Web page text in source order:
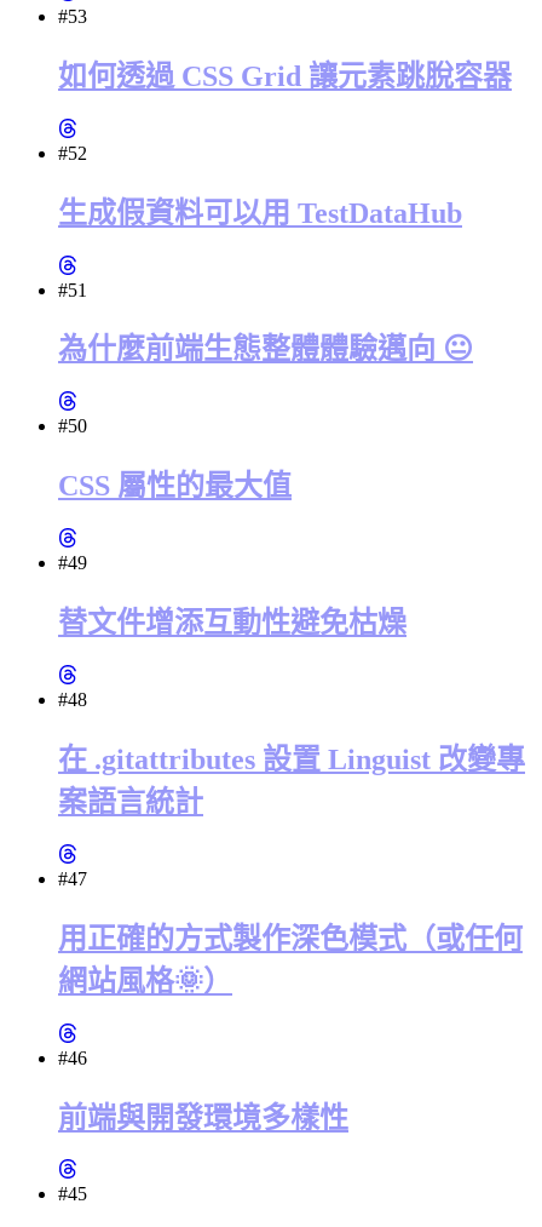
#53
如何透過 CSS Grid 讓元素跳脫容器
#52
生成假資料可以用 TestDataHub
#51
為什麼前端生態整體體驗邁向 😐
#50
CSS 屬性的最大值
#49
替文件增添互動性避免枯燥
#48
在 .gitattributes 設置 Linguist 改變專
案語言統計
#47
用正確的方式製作深色模式（或任何
網站風格🌞）
#46
前端與開發環境多樣性
#45